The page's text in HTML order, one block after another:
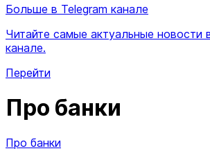
Больше в Telegram канале
Читайте самые актуальные новости
канале.
Перейти
Про банки
Про банки